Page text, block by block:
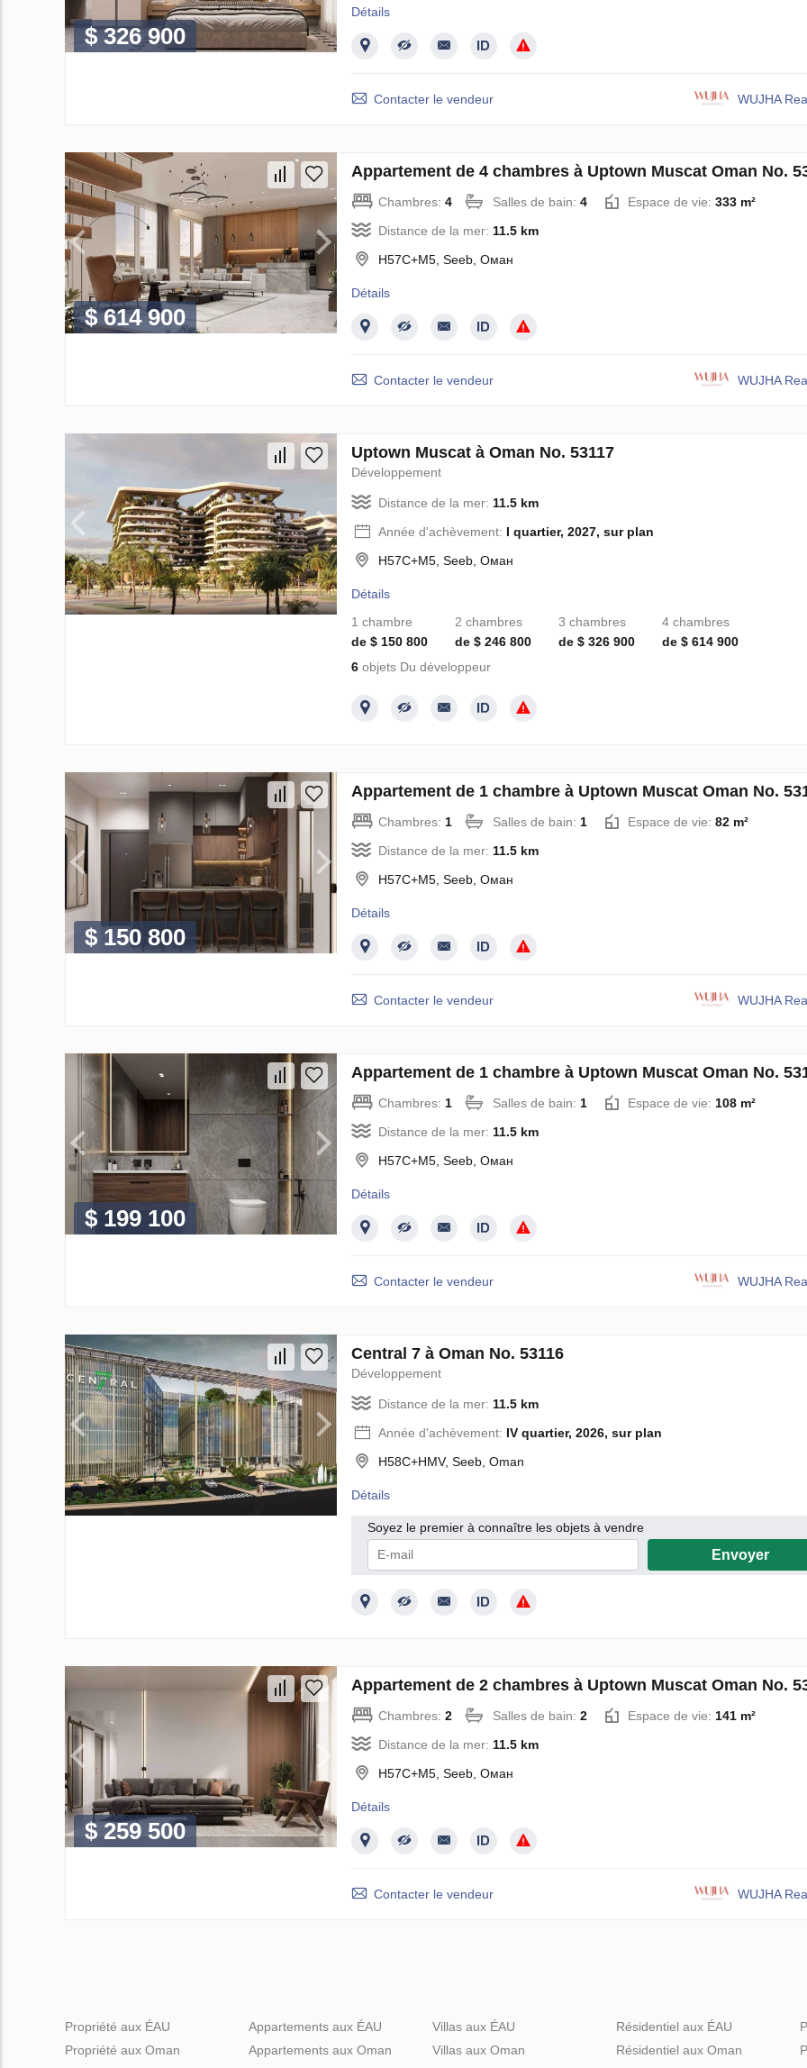
$ 326 900
Détails
Contacter le vendeur WUJHA
$ 614 900
Appartement de 4 chambres à Uptown Muscat Oman No.
Chambres: 4 Salles de bain: 4 Espace de vie: 333 m²
Distance de la mer: 11.5 km
H57C+M5, Seeb, Оман
Détails
Contacter le vendeur WUJHA
Uptown Muscat à Oman No. 53117
Développement
Distance de la mer: 11.5 km
Année d'achèvement: I quartier, 2027, sur plan
H57C+M5, Seeb, Оман
Détails
1 chambre
de $ 150 800
2 chambres
de $ 246 800
3 chambres
de $ 326 900
4 chambres
de $ 614 900
6objets Du développeur
$ 150 800
Appartement de 1 chambre à Uptown Muscat Oman No.
Chambres: 1 Salles de bain: 1 Espace de vie: 82 m²
Distance de la mer: 11.5 km
H57C+M5, Seeb, Оман
Détails
Contacter le vendeur WUJHA
$ 199 100
Appartement de 1 chambre à Uptown Muscat Oman No.
Chambres: 1 Salles de bain: 1 Espace de vie: 108 m²
Distance de la mer: 11.5 km
H57C+M5, Seeb, Оман
Détails
Contacter le vendeur WUJHA
Central 7 à Oman No. 53116
Développement
Distance de la mer: 11.5 km
Année d'achèvement: IV quartier, 2026, sur plan
H58C+HMV, Seeb, Oman
Détails
Soyez le premier à connaître les objets à vendre
Envoyer
conformément à la Politique de confidentialité
$ 259 500
Appartement de 2 chambres à Uptown Muscat Oman No.
Chambres: 2 Salles de bain: 2 Espace de vie: 141 m²
Distance de la mer: 11.5 km
H57C+M5, Seeb, Оман
Détails
Contacter le vendeur WUJHA
Propriété aux ÉAU
Propriété aux Oman
Appartements aux ÉAU
Appartements aux Oman
Villas aux ÉAU
Villas aux Oman
Résidentiel aux ÉAU
Résidentiel aux Oman